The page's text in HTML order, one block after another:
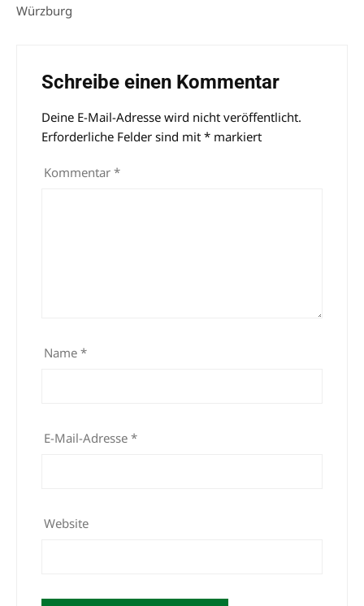
Würzburg
Schreibe einen Kommentar
Deine E-Mail-Adresse wird nicht veröffentlicht.
Erforderliche Felder sind mit * markiert
Kommentar *
Name *
E-Mail-Adresse *
Website
Alternative: